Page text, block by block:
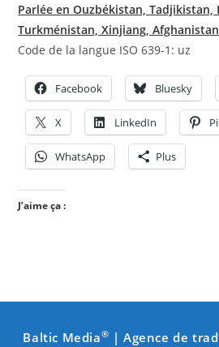
Parlée en Ouzbékistan, Tadjikistan,
Turkménistan, Xinjiang, Afghanistan
Code de la langue ISO 639-1: uz
Facebook Bluesky
X LinkedIn
WhatsApp Plus
J’aime ça :
Baltic Media® | Agence de